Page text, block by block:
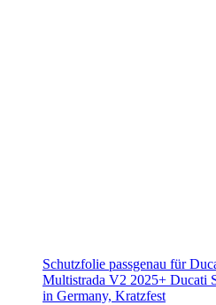
Schutzfolie passgenau für
Multistrada V2 2025+ Ducati
in Germany, Kratzfest